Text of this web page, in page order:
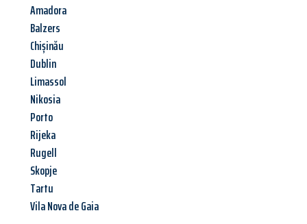
Amadora
Balzers
Chișinău
Dublin
Limassol
Nikosia
Porto
Rijeka
Rugell
Skopje
Tartu
Vila Nova de Gaia